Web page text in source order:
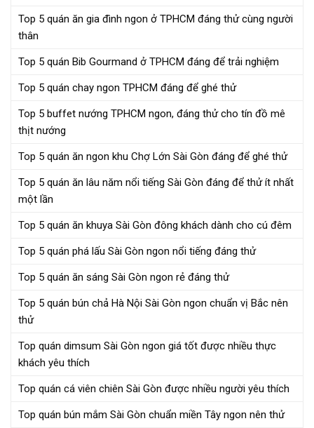
Top 5 quán ăn gia đình ngon ở TPHCM đáng thử cùng người
thân
Top 5 quán Bib Gourmand ở TPHCM đáng để trải nghiệm
Top 5 quán chay ngon TPHCM đáng để ghé thử
Top 5 buffet nướng TPHCM ngon, đáng thử cho tín đồ mê
thịt nướng
Top 5 quán ăn ngon khu Chợ Lớn Sài Gòn đáng để ghé thử
Top 5 quán ăn lâu năm nổi tiếng Sài Gòn đáng để thử ít nhất
một lần
Top 5 quán ăn khuya Sài Gòn đông khách dành cho cú đêm
Top 5 quán phá lấu Sài Gòn ngon nổi tiếng đáng thử
Top 5 quán ăn sáng Sài Gòn ngon rẻ đáng thử
Top 5 quán bún chả Hà Nội Sài Gòn ngon chuẩn vị Bắc nên
thử
Top quán dimsum Sài Gòn ngon giá tốt được nhiều thực
khách yêu thích
Top quán cá viên chiên Sài Gòn được nhiều người yêu thích
Top quán bún mắm Sài Gòn chuẩn miền Tây ngon nên thử